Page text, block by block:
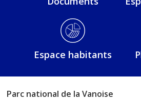
Espace habitants
Parc national de la Vanoise